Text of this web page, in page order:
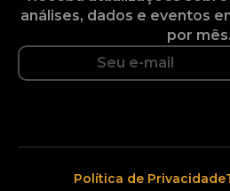
análises, dados e eventos
por mês.
Política de Privacidade